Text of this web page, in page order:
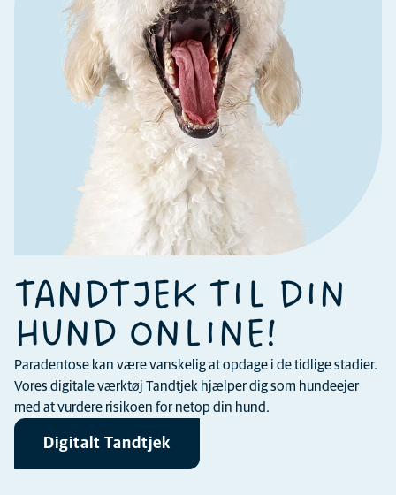
TANDTJEK TIL DIN
HUND ONLINE!
Paradentose kan være vanskelig at opdage i de tidlige stadier.
Vores digitale værktøj Tandtjek hjælper dig som hundeejer
med at vurdere risikoen for netop din hund.
Digitalt Tandtjek